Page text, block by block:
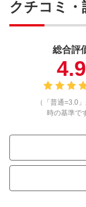
クチコミ・
総合評
4.9
（「普通=3.0
時の基準で